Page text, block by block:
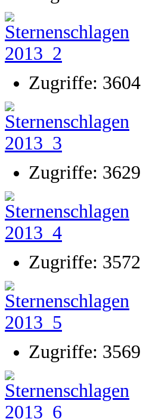
Zugriffe: 3604
Zugriffe: 3629
Zugriffe: 3572
Zugriffe: 3569